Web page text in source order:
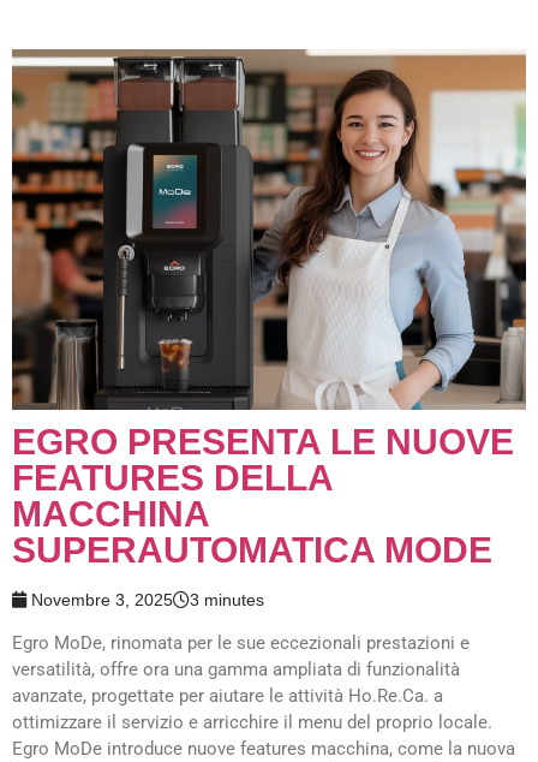
EGRO PRESENTA LE NUOVE
FEATURES DELLA
MACCHINA
SUPERAUTOMATICA MODE
Novembre 3, 2025 3 minutes
Egro MoDe, rinomata per le sue eccezionali prestazioni e
versatilità, offre ora una gamma ampliata di funzionalità
avanzate, progettate per aiutare le attività Ho.Re.Ca. a
ottimizzare il servizio e arricchire il menu del proprio locale.
Egro MoDe introduce nuove features macchina, come la nuova